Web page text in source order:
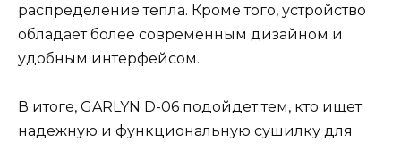
распределение тепла. Кроме того, устройство
обладает более современным дизайном и
удобным интерфейсом.
В итоге, GARLYN D-06 подойдет тем, кто ищет
надежную и функциональную сушилку для